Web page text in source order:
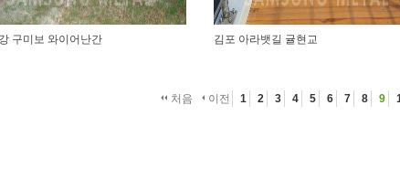
구미보 와이어난간 김포 아라뱃길 귤현교
처음 이전 1 2 3 4 5 6 7 8 9